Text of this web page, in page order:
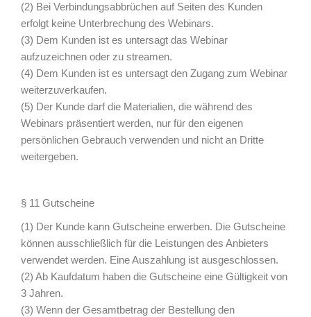
(2) Bei Verbindungsabbrüchen auf Seiten des Kunden
erfolgt keine Unterbrechung des Webinars.
(3) Dem Kunden ist es untersagt das Webinar
aufzuzeichnen oder zu streamen.
(4) Dem Kunden ist es untersagt den Zugang zum Webinar
weiterzuverkaufen.
(5) Der Kunde darf die Materialien, die während des
Webinars präsentiert werden, nur für den eigenen
persönlichen Gebrauch verwenden und nicht an Dritte
weitergeben.
§ 11 Gutscheine
(1) Der Kunde kann Gutscheine erwerben. Die Gutscheine
können ausschließlich für die Leistungen des Anbieters
verwendet werden. Eine Auszahlung ist ausgeschlossen.
(2) Ab Kaufdatum haben die Gutscheine eine Gültigkeit von
3 Jahren.
(3) Wenn der Gesamtbetrag der Bestellung den